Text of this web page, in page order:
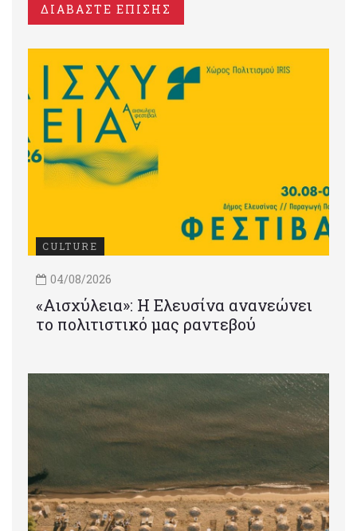
ΔΙΑΒΑΣΤΕ ΕΠΙΣΗΣ
CULTURE
04/08/2026
«Αισχύλεια»: Η Ελευσίνα ανανεώνει
το πολιτιστικό μας ραντεβού